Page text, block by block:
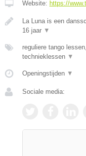
Website: https://
La Luna is een
16 jaar ▼
reguliere tango
technieklessen ▼
Openingstijden ▼
Sociale media: